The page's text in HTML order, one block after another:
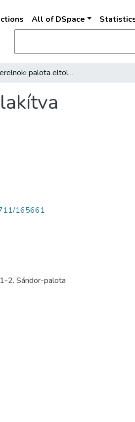
All of DSpace
Miniszterelnöki palota eltolva és átalakítva
165661
2. Sándor-palota